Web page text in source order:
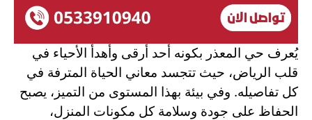
يُعرف حي المعذر بكونه أحد أرقى وأهدأ الأحياء في
قلب الرياض، حيث تتجسد معاني الحياة المترفة في
كل تفاصيله. وفي بيئة بهذا المستوى من التميز، يصبح
الحفاظ على جودة وسلامة كل مكونات المنزل،